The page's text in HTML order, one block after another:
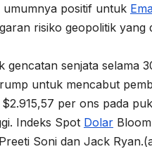
positif untuk
risiko geopolitik
senjata selama
untuk mencabut
per ons pada
Indeks Spot Dolar
Soni dan Jack